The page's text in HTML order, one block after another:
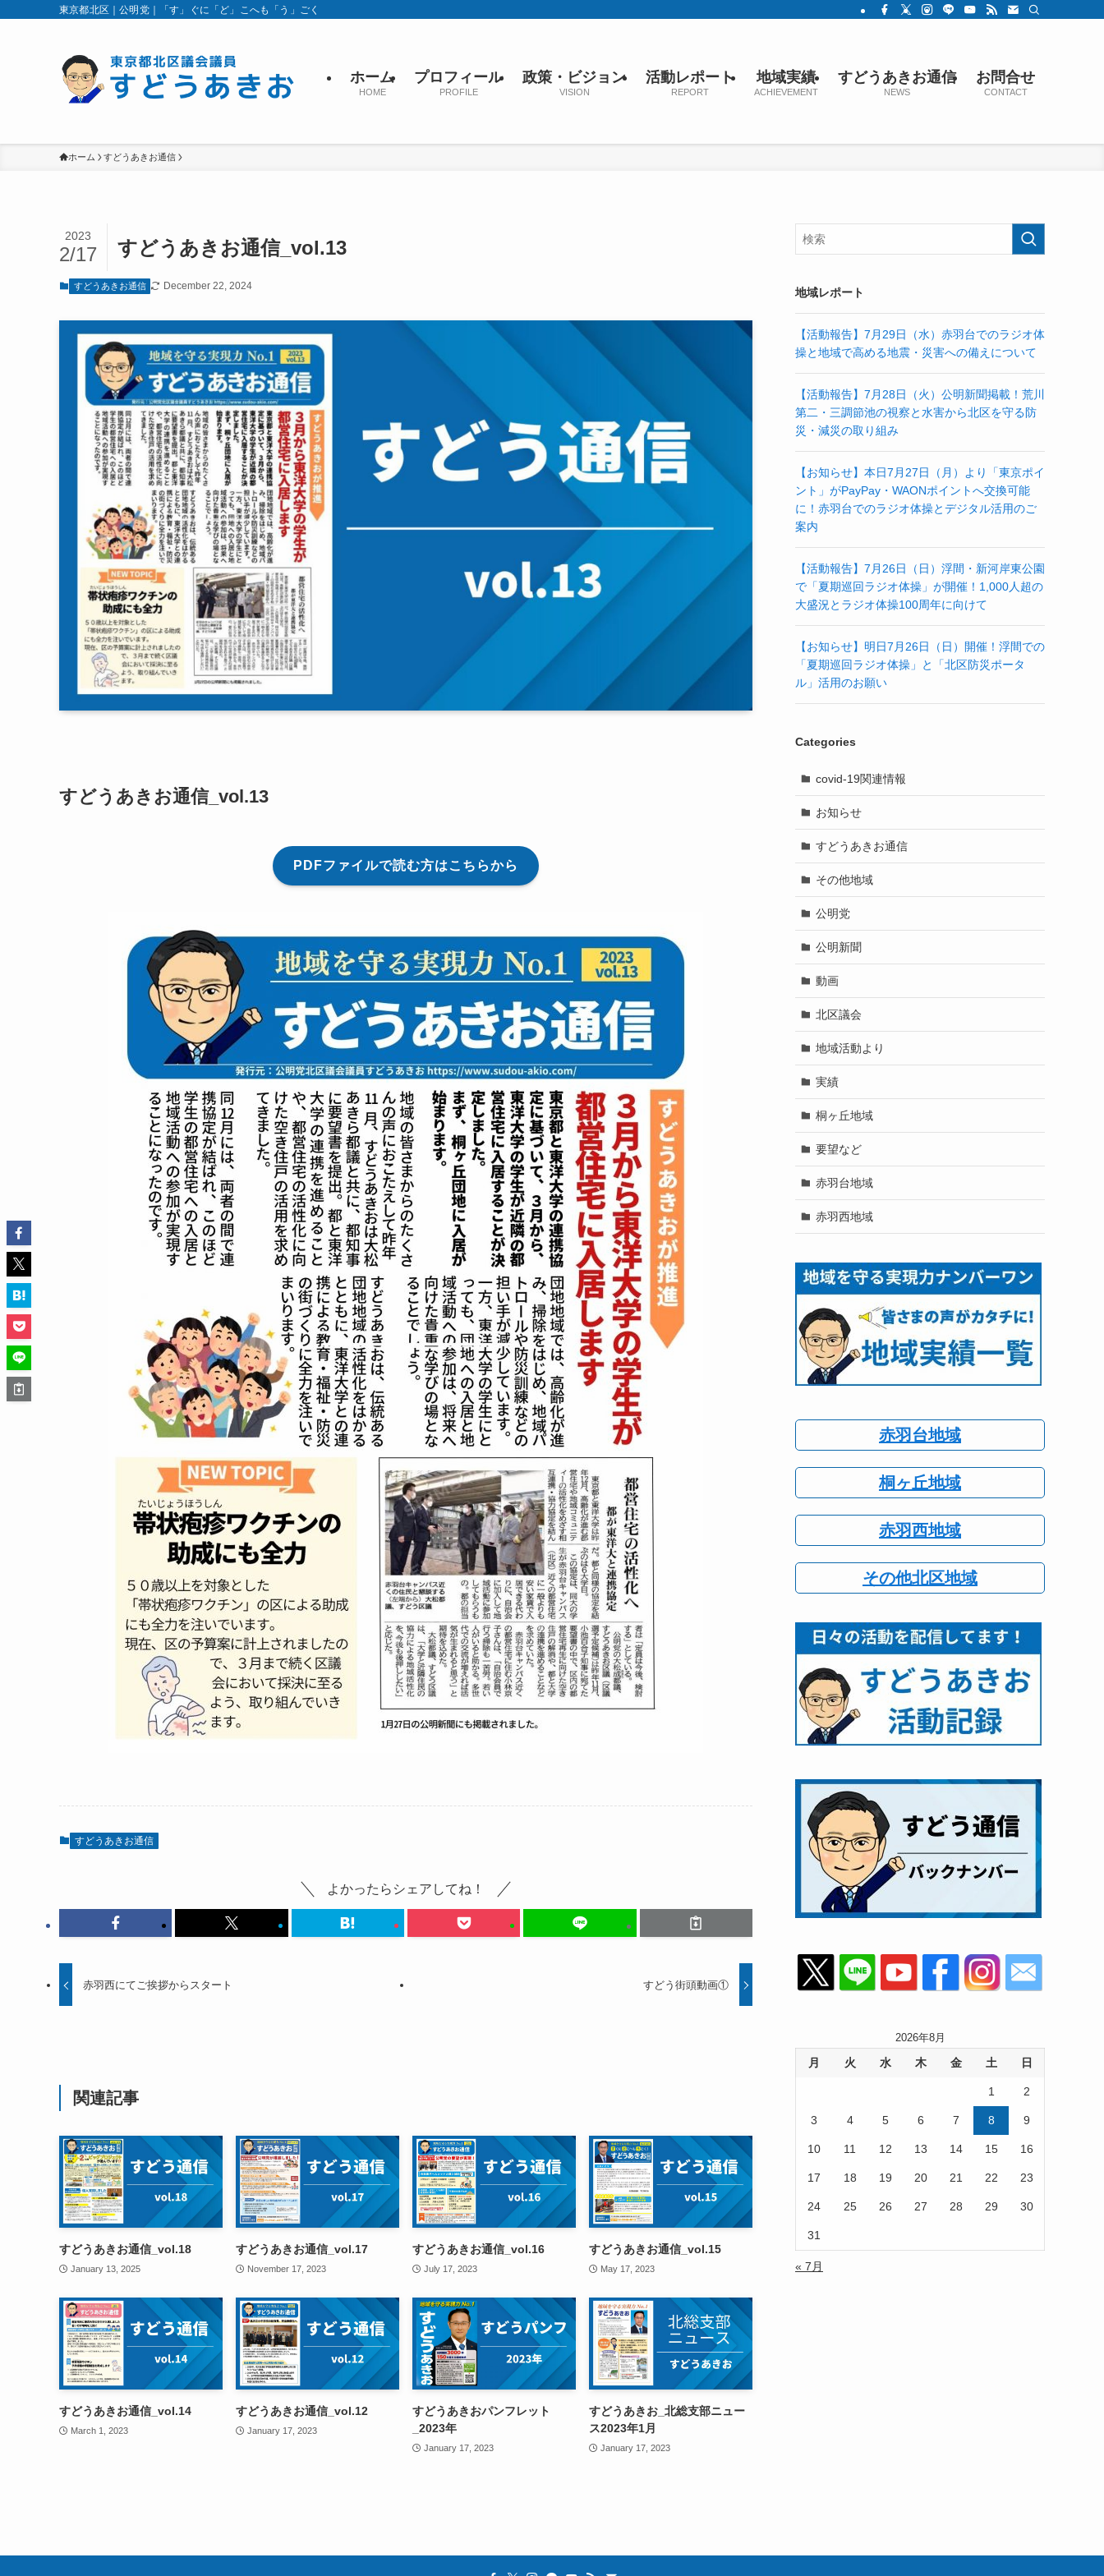
東京都北区｜公明党｜「す」ぐに「ど」こへも「う」ごく
ホーム
HOME
プロフィール
PROFILE
政策・ビジョン
VISION
活動レポート
REPORT
地域実績
ACHIEVEMENT
すどうあきお通信
NEWS
お問合せ
CONTACT
ホーム すどうあきお通信
すどうあきお通信_vol.13
2023
2/17
すどうあきお通信 December 22, 2024
すどうあきお通信_vol.13
PDFファイルで読む方はこちらから
すどうあきお通信
よかったらシェアしてね！
赤羽西にてご挨拶からスタート すどう街頭動画①
関連記事
すどうあきお通信_vol.18
January 13, 2025
すどうあきお通信_vol.17
November 17, 2023
すどうあきお通信_vol.16
July 17, 2023
すどうあきお通信_vol.15
May 17, 2023
すどうあきお通信_vol.14
March 1, 2023
すどうあきお通信_vol.12
January 17, 2023
すどうあきおパンフレット
_2023年
January 17, 2023
すどうあきお_北総支部ニュー
ス2023年1月
January 17, 2023
地域レポート
【活動報告】7月29日（水）赤羽台でのラジオ体
操と地域で高める地震・災害への備えについて
【活動報告】7月28日（火）公明新聞掲載！荒川
第二・三調節池の視察と水害から北区を守る防
災・減災の取り組み
【お知らせ】本日7月27日（月）より「東京ポイ
ント」がPayPay・WAONポイントへ交換可能
に！赤羽台でのラジオ体操とデジタル活用のご
案内
【活動報告】7月26日（日）浮間・新河岸東公園
で「夏期巡回ラジオ体操」が開催！1,000人超の
大盛況とラジオ体操100周年に向けて
【お知らせ】明日7月26日（日）開催！浮間での
「夏期巡回ラジオ体操」と「北区防災ポータ
ル」活用のお願い
Categories
covid-19関連情報
お知らせ
すどうあきお通信
その他地域
公明党
公明新聞
動画
北区議会
地域活動より
実績
桐ヶ丘地域
要望など
赤羽台地域
赤羽西地域
赤羽台地域
桐ヶ丘地域
赤羽西地域
その他北区地域
2026年8月
月 火 水 木 金 土 日
1 2
3 4 5 6 7 8 9
10 11 12 13 14 15 16
17 18 19 20 21 22 23
24 25 26 27 28 29 30
31
« 7月